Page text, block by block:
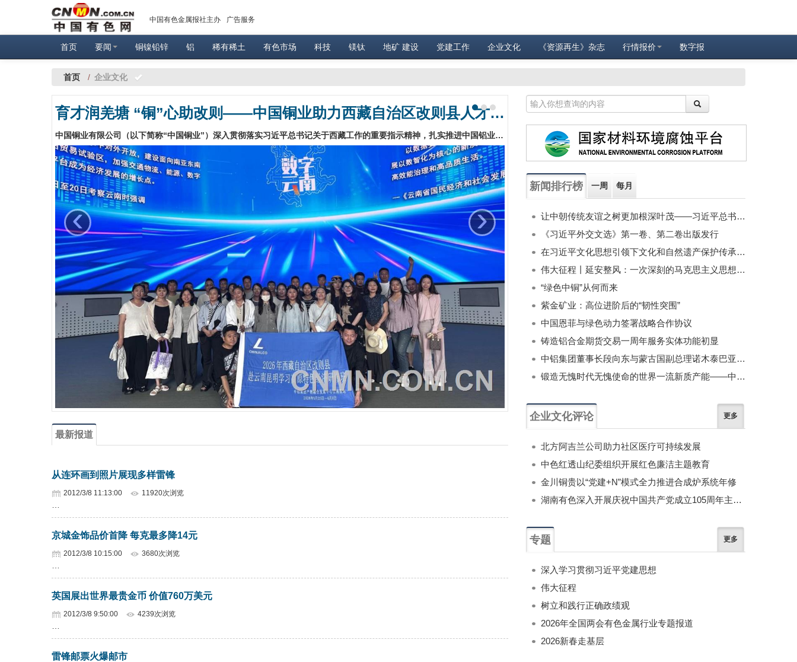
中国有色金属报社主办 广告服务
首页 要闻 铜镍铅锌 铝 稀有稀土 有色市场 科技 镁钛 地矿 建设 党建工作 企业文化 《资源再生》杂志 行情报价 数字报
首页 / 企业文化
育才润羌塘 “铜”心助改则——中国铜业助力西藏自治区改则县人才培养
中国铜业有限公司（以下简称“中国铜业”）深入贯彻落实习近平总书记关于西藏工作的重要指示精神，扎实推进中国铝业集团有限公司与西藏自治区相关工作部署，主动扛起社会责任，自2025年起启动为期5年的帮扶计划，助力改则县高质量发展。其中，中国铜业每年安排专项资金开设2期专题培训班，组织改则县基层干部外出集中参训研学，持续推动企地帮扶提质升级。…
‹ ›
最新报道
从连环画到照片展现多样雷锋
2012/3/8 11:13:00 11920次浏览
京城金饰品价首降 每克最多降14元
2012/3/8 10:15:00 3680次浏览
英国展出世界最贵金币 价值760万美元
2012/3/8 9:50:00 4239次浏览
雷锋邮票火爆邮市
新闻排行榜 一周 每月
让中朝传统友谊之树更加根深叶茂——习近平总书记对朝鲜进行国事访问纪实
《习近平外交文选》第一卷、第二卷出版发行
在习近平文化思想引领下文化和自然遗产保护传承利用工作开创新局面
伟大征程丨延安整风：一次深刻的马克思主义思想教育运动
“绿色中铜”从何而来
紫金矿业：高位进阶后的“韧性突围”
中国恩菲与绿色动力签署战略合作协议
铸造铝合金期货交易一周年服务实体功能初显
中铝集团董事长段向东与蒙古国副总理诺木泰巴亚尔举行会谈
锻造无愧时代无愧使命的世界一流新质产能——中国有色金属工业的战略应对与破局之道（二）
企业文化评论 更多
北方阿吉兰公司助力社区医疗可持续发展
中色红透山纪委组织开展红色廉洁主题教育
金川铜贵以“党建+N”模式全力推进合成炉系统年修
湖南有色深入开展庆祝中国共产党成立105周年主题系列活动
专题 更多
深入学习贯彻习近平党建思想
伟大征程
树立和践行正确政绩观
2026年全国两会有色金属行业专题报道
2026新春走基层